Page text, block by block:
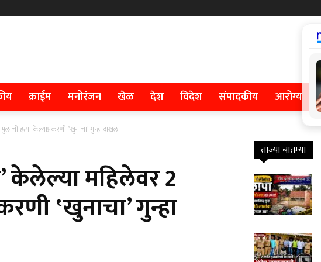
क्राईम मनोरंजन खेळ देश विदेश संपादकीय आरोग्य
हत्या केल्याप्रकरणी ‛खुनाचा’ गुन्हा दाखल
केलेल्या महिलेवर 2
‛खुनाचा’ गुन्हा
ताज्या बातम्या